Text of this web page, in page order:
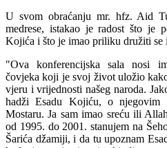
U svom obraćanju mr. hfz. Aid
medrese, istakao je radost što je
Kojića i što je imao priliku družiti se
"Ova konferencijska sala nosi
čovjeka koji je svoj život uložio
vjeru i vrijednosti našeg naroda.
hadži Esadu Kojiću, o njegovim
Mostaru. Ja sam imao sreću ili
od 1995. do 2001. stanujem na
Šarića džamiji, i da tu upoznam